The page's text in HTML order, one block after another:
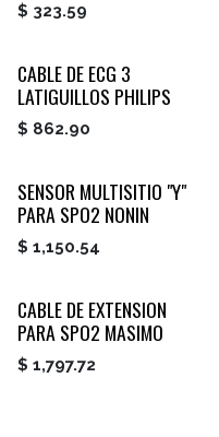
$ 323.59
CABLE DE ECG 3
LATIGUILLOS PHILIPS
$ 862.90
SENSOR MULTISITIO "Y"
PARA SPO2 NONIN
$1,150.54
CABLE DE EXTENSION
PARA SPO2 MASIMO
$1,797.72